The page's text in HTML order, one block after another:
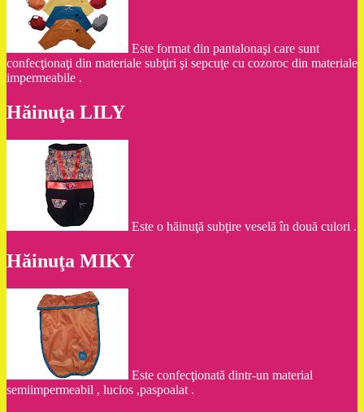
Este format din pantalonaşi care sunt
confecţionaţi din materiale subţiri şi sepcuţe cu cozoroc din materiale
impermeabile .
Hăinuţa LILY
Este o hăinuţă subţire veselă în două culori .
Hăinuţa MIKY
Este confecţionată dintr-un material
semiimpermeabil , lucios ,paspoalat .